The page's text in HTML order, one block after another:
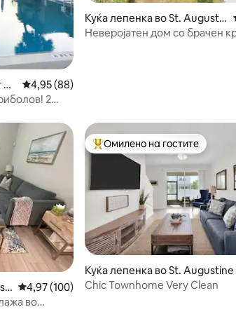
Просечна оцена: 4,95 од 5, 88 рецензии
4,95 (88)
2
Куќа лепенка во St. Augustin
e
Неверојатен дом со брачен
на гостите“
Просечна оцена: 4,97 од 5, 100 рецензии
4,97 (100)
во
Меѓу најуспешните „Омилени
Омилено на гостите
Куќа лепенка во St. Augustine
Chic Townhome Very Clean